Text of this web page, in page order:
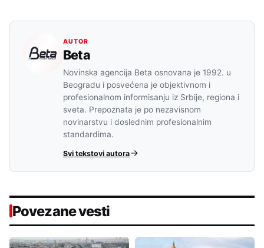
AUTOR
Beta
Novinska agencija Beta osnovana je 1992. u
Beogradu i posvećena je objektivnom i
profesionalnom informisanju iz Srbije, regiona i
sveta. Prepoznata je po nezavisnom
novinarstvu i doslednim profesionalnim
standardima.
Svi tekstovi autora
Povezane vesti